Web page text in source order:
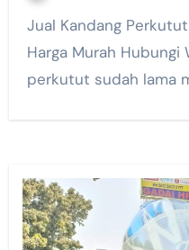
Jual Kandang Perkutut Magelang, Pilihan Banyak
Harga Murah Hubungi
perkutut sudah lama